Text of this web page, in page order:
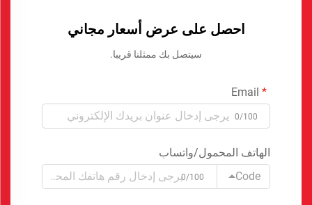
احصل على عرض أسعار مجاني
سيتصل بك ممثلنا قريبا.
0/100
الهاتف المحمول/واتساب
Code
0/100